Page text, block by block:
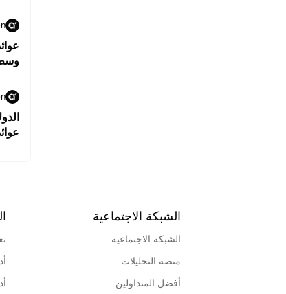
الشبكة الاجتماعية
الشبكة الاجتماعية
منصة التحليلات
أفضل المتداولين